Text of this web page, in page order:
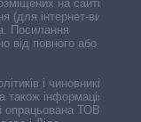
на сайті,
(для інтернет-видань
Посилання
від повного або
і чиновників,
інформація про
опрацьована ТОВ «ІА